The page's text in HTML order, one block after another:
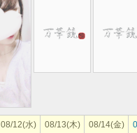
08/12(水) 08/13(木) 08/14(金)